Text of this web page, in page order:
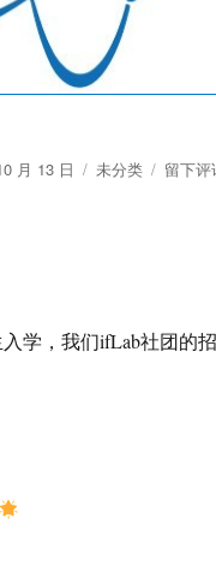
月 13 日
分
未分类
于
留下评
学，我们ifLab社团的